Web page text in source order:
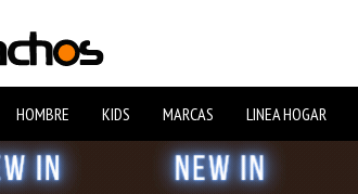
HOMBRE KIDS MARCAS LINEA HOGAR